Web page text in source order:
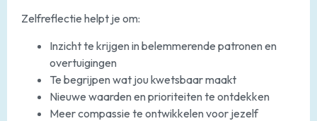
Zelfreflectie helpt je om:
Inzicht te krijgen in belemmerende patronen en
overtuigingen
Te begrijpen wat jou kwetsbaar maakt
Nieuwe waarden en prioriteiten te ontdekken
Meer compassie te ontwikkelen voor jezelf